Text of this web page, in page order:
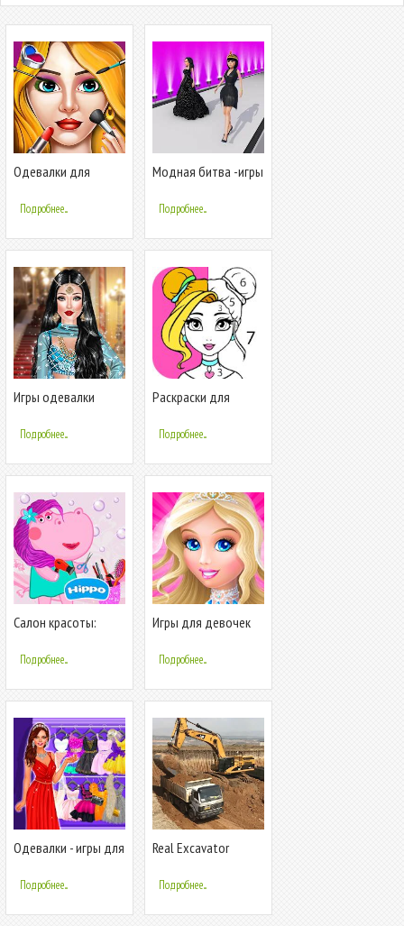
Одевалки для
Подробнее...
Модная битва -игры
Подробнее...
Игры одевалки
Подробнее...
Раскраски для
Номерам
Подробнее...
Салон красоты:
девочек
Подробнее...
Игры для девочек
Подробнее...
Одевалки - игры для
Подробнее...
Real Excavator
Подробнее...